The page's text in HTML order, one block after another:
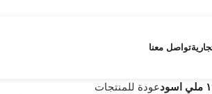
تواصل معنا
عودة للمنتجات